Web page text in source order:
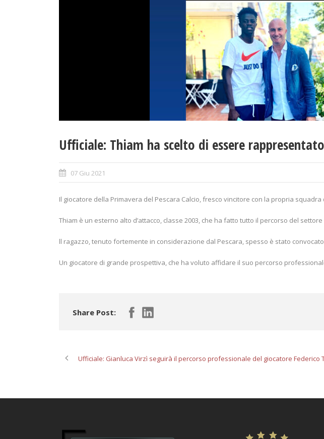
Ufficiale: Thiam ha scelto di essere
07 Giu 2021
Il giocatore della Primavera del Pescara Calcio, fresco vincitore con la propria
Thiam è un esterno alto d’attacco, classe 2003, che ha fatto tutto il percorso del
ll ragazzo, tenuto fortemente in considerazione dal Pescara, spesso è stato
Un giocatore di grande prospettiva, che ha voluto affidare il suo percorso
Share Post:
Ufficiale: Gianluca Virzì seguirà il percorso professionale del giocatore Federico